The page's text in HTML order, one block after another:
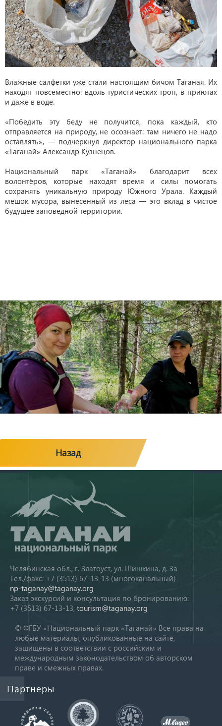
Влажные салфетки уже стали настоящим бичом Таганая. Их
находят повсеместно: вдоль туристических троп, в приютах
и даже в воде.
«Победить эту беду не получится, пока каждый, кто
отправляется на природу, не осознает: там ничего не надо
оставлять», — подчеркнул директор национального парка
«Таганай» Александр Кузнецов.
Национальный парк «Таганай» благодарит всех
волонтёров, которые находят время и силы помогать
сохранять уникальную природу Южного Урала. Каждый
мешок мусора, вынесенный из леса — это вклад в чистое
будущее заповедной территории.
Назад
Челябинская обл., г. Златоуст, ул. Шишкина, д. 3а
Тел./факс: +7 (3513) 67-13-13 (многоканальный)
np-taganay@taganay.org
Заказ экскурсий и консультация по бронированию:
+7 (3513) 67-13-13, tourism@taganay.org
© ФГБУ «Национальный парк «Таганай» Все права на
любые материалы, опубликованные на сайте,
защищены в соответствии с российским и
международным законодательством об авторском
праве и смежных правах.
Партнеры